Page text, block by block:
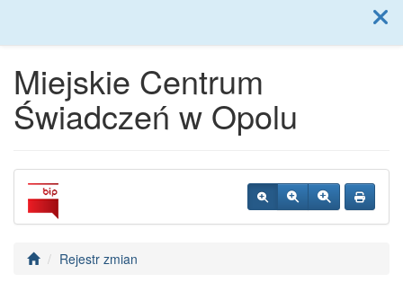
Menu
Miejskie Centrum
Świadczeń w Opolu
Rejestr zmian